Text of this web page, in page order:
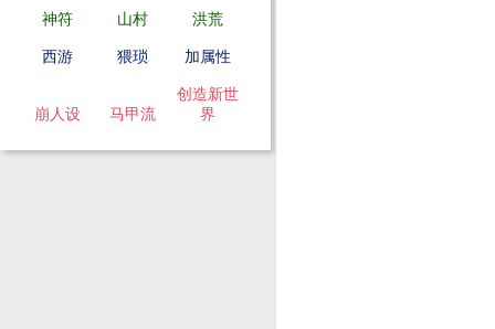
神符 山村 洪荒
西游 猥琐 加属性
崩人设 马甲流
创造新世
界